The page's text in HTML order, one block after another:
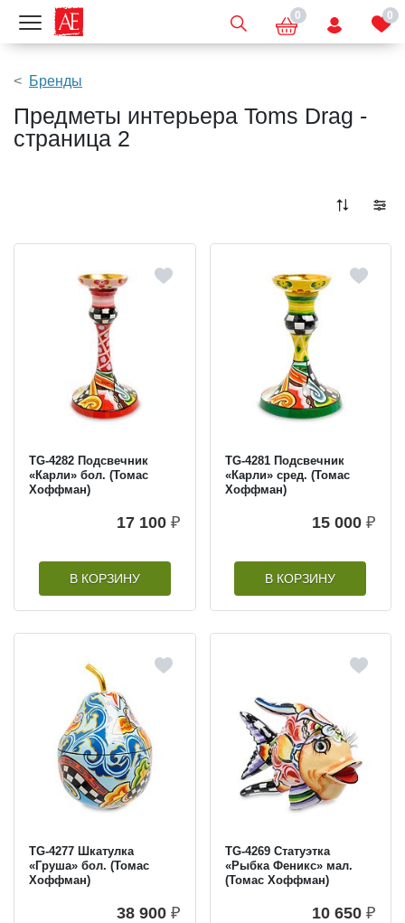
Показать меню 0 0
Бренды
Предметы интерьера Toms Drag -
страница 2
TG-4282 Подсвечник
«Карли» бол. (Томас
Хоффман)
17 100 ₽
В КОРЗИНУ
TG-4281 Подсвечник
«Карли» сред. (Томас
Хоффман)
15 000 ₽
В КОРЗИНУ
TG-4277 Шкатулка
«Груша» бол. (Томас
Хоффман)
38 900 ₽
TG-4269 Статуэтка
«Рыбка Феникс» мал.
(Томас Хоффман)
10 650 ₽